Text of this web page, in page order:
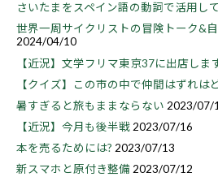
さいたまをスペイン語の動詞で活用し
世界一周サイクリストの冒険トーク&
2024/04/10
【近況】文学フリマ東京37に出店しま
【クイズ】この市の中で仲間はずれは
暑すぎると旅もままならない 2023/07/
【近況】今月も後半戦 2023/07/16
本を売るためには? 2023/07/13
新スマホと原付き整備 2023/07/12